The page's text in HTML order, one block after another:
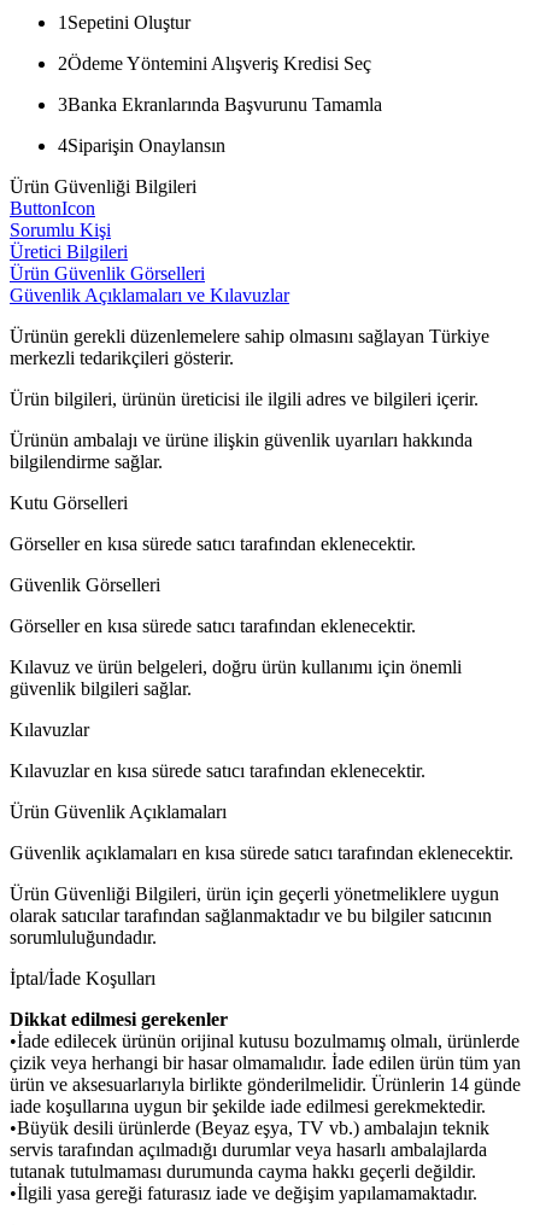
1Sepetini Oluştur
2Ödeme Yöntemini Alışveriş Kredisi Seç
3Banka Ekranlarında Başvurunu Tamamla
4Siparişin Onaylansın
Ürün Güvenliği Bilgileri
ButtonIcon
Sorumlu Kişi
Üretici Bilgileri
Ürün Güvenlik Görselleri
Güvenlik Açıklamaları ve Kılavuzlar
Ürünün gerekli düzenlemelere sahip olmasını sağlayan Türkiye
merkezli tedarikçileri gösterir.
Ürün bilgileri, ürünün üreticisi ile ilgili adres ve bilgileri içerir.
Ürünün ambalajı ve ürüne ilişkin güvenlik uyarıları hakkında
bilgilendirme sağlar.
Kutu Görselleri
Görseller en kısa sürede satıcı tarafından eklenecektir.
Güvenlik Görselleri
Görseller en kısa sürede satıcı tarafından eklenecektir.
Kılavuz ve ürün belgeleri, doğru ürün kullanımı için önemli
güvenlik bilgileri sağlar.
Kılavuzlar
Kılavuzlar en kısa sürede satıcı tarafından eklenecektir.
Ürün Güvenlik Açıklamaları
Güvenlik açıklamaları en kısa sürede satıcı tarafından eklenecektir.
Ürün Güvenliği Bilgileri, ürün için geçerli yönetmeliklere uygun
olarak satıcılar tarafından sağlanmaktadır ve bu bilgiler satıcının
sorumluluğundadır.
İptal/İade Koşulları
Dikkat edilmesi gerekenler
•İade edilecek ürünün orijinal kutusu bozulmamış olmalı, ürünlerde
çizik veya herhangi bir hasar olmamalıdır. İade edilen ürün tüm yan
ürün ve aksesuarlarıyla birlikte gönderilmelidir. Ürünlerin 14 günde
iade koşullarına uygun bir şekilde iade edilmesi gerekmektedir.
•Büyük desili ürünlerde (Beyaz eşya, TV vb.) ambalajın teknik
servis tarafından açılmadığı durumlar veya hasarlı ambalajlarda
tutanak tutulmaması durumunda cayma hakkı geçerli değildir.
•İlgili yasa gereği faturasız iade ve değişim yapılamamaktadır.